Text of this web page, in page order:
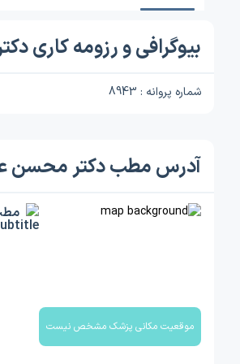
بیوگرافی و رزومه کاری
شماره پروانه : 8943
آدرس مطب دکتر محسن
موقعیت مکانی پزشک مشخص نیست